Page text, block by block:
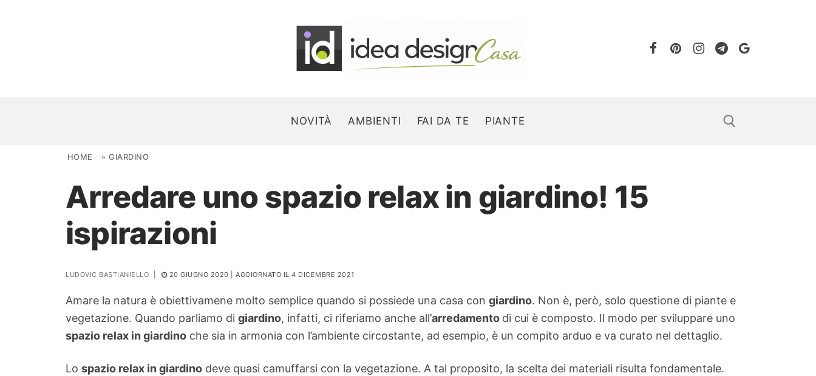
NOVITÀ AMBIENTI FAI DA TE PIANTE
Search for:
NOVITÀ
AMBIENTI
Ortaggio
Search for:
HOME »GIARDINO
Arredare uno spazio relax in giardino! 15
ispirazioni
LUDOVIC BASTIANIELLO 20 GIUGNO 2020 | AGGIORNATO IL 4 DICEMBRE 2021
Amare la natura è obiettivamene molto semplice quando si possiede una casa con giardino. Non è, però, solo questione di piante e
vegetazione. Quando parliamo di giardino, infatti, ci riferiamo anche all’arredamento di cui è composto. Il modo per sviluppare uno
spazio relax in giardino che sia in armonia con l’ambiente circostante, ad esempio, è un compito arduo e va curato nel dettaglio.
Lo spazio relax in giardino deve quasi camuffarsi con la vegetazione. A tal proposito, la scelta dei materiali risulta fondamentale.